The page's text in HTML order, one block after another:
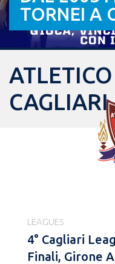
TORNEI A
CAGLIARI
LEAGUES
4° Cagliari
Finali, Girone